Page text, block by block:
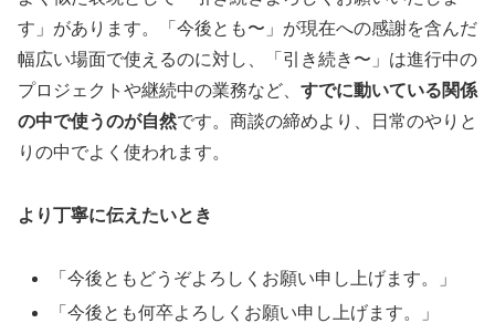
す」があります。「今後とも〜」が現在への感謝を含んだ
幅広い場面で使えるのに対し、「引き続き〜」は進行中の
プロジェクトや継続中の業務など、 すでに動いている関係
の中で使うのが自然です。商談の締めより、日常のやりと
りの中でよく使われます。
より丁寧に伝えたいとき
「今後ともどうぞよろしくお願い申し上げます。」
「今後とも何卒よろしくお願い申し上げます。」